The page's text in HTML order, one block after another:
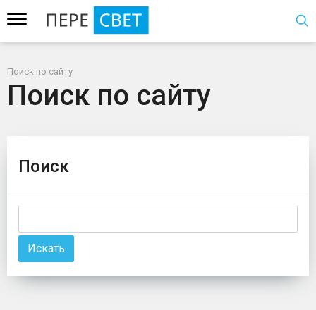
Поиск по сайту
Поиск по сайту
Поиск